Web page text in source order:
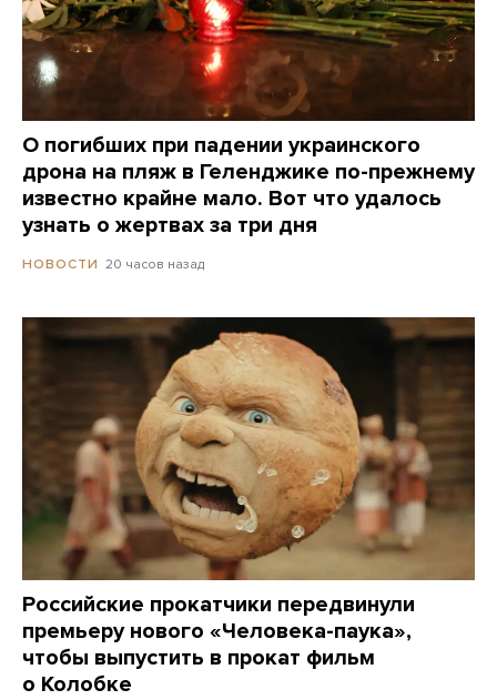
О погибших при падении украинского
дрона на пляж в Геленджике по-прежнему
известно крайне мало. Вот что удалось
узнать о жертвах за три дня
НОВОСТИ 20 часов назад
Российские прокатчики передвинули
премьеру нового «Человека-паука»,
чтобы выпустить в прокат фильм
о Колобке